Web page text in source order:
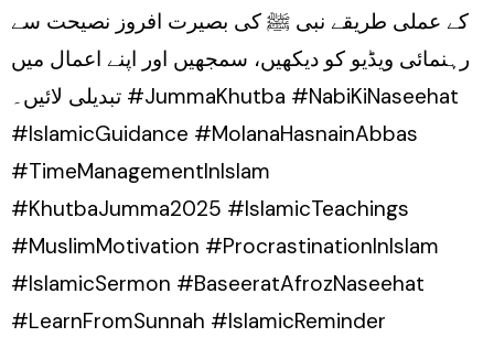
کے عملی طریقے نبی ﷺ کی بصیرت افروز نصیحت سے
رہنمائی ویڈیو کو دیکھیں، سمجھیں اور اپنے اعمال میں
تبدیلی لائیں۔ #JummaKhutba #NabiKiNaseehat
#IslamicGuidance #MolanaHasnainAbbas
#TimeManagementInIslam
#KhutbaJumma2025 #IslamicTeachings
#MuslimMotivation #ProcrastinationInIslam
#IslamicSermon #BaseeratAfrozNaseehat
#LearnFromSunnah #IslamicReminder